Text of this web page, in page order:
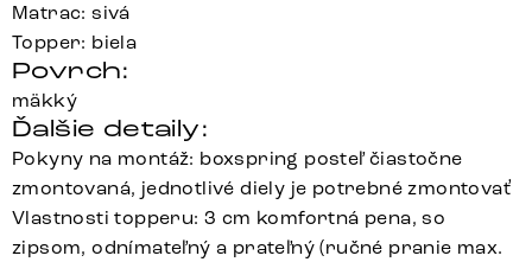
Matrac: sivá
Topper: biela
Povrch:
mäkký
Ďalšie detaily:
Pokyny na montáž: boxspring posteľ čiastočne
zmontovaná, jednotlivé diely je potrebné zmontovať
Vlastnosti topperu: 3 cm komfortná pena, so
zipsom, odnímateľný a prateľný (ručné pranie max.